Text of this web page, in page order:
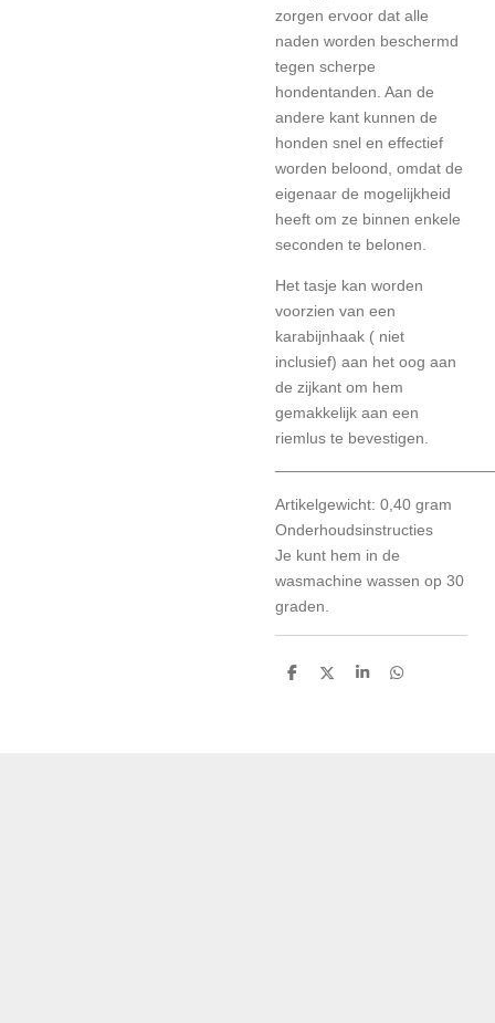
zorgen ervoor dat alle
naden worden beschermd
tegen scherpe
hondentanden. Aan de
andere kant kunnen de
honden snel en effectief
worden beloond, omdat de
eigenaar de mogelijkheid
heeft om ze binnen enkele
seconden te belonen.
Het tasje kan worden
voorzien van een
karabijnhaak ( niet
inclusief) aan het oog aan
de zijkant om hem
gemakkelijk aan een
riemlus te bevestigen.
Artikelgewicht: 0,40 gram
Onderhoudsinstructies
Je kunt hem in de
wasmachine wassen op 30
graden.
D
D
S
D